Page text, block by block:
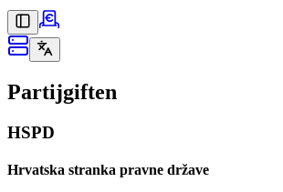
Partijgiften
HSPD
Hrvatska stranka pravne države